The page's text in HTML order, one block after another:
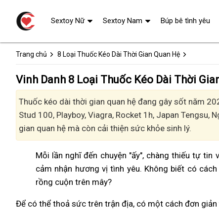
Trang chủ 8 Loại Thuốc Kéo Dài Thời Gian Quan Hệ
Vinh Danh 8 Loại Thuốc Kéo Dài Thời
Thuốc kéo dài thời gian quan hệ đang gây sốt năm
Stud 100, Playboy, Viagra, Rocket 1h, Japan Tengsu,
gian quan hệ mà còn cải thiện sức khỏe sinh lý.
Mỗi lần nghĩ đến chuyện "ấy", chàng thiếu tự tin
cảm nhận hương vị tình yêu. Không biết có
rồng cuộn trên mây?
Để có thể thoả sức trên trận địa, có một cách đơn
Sextoy Nữ Sextoy Nam Búp bê tình yêu